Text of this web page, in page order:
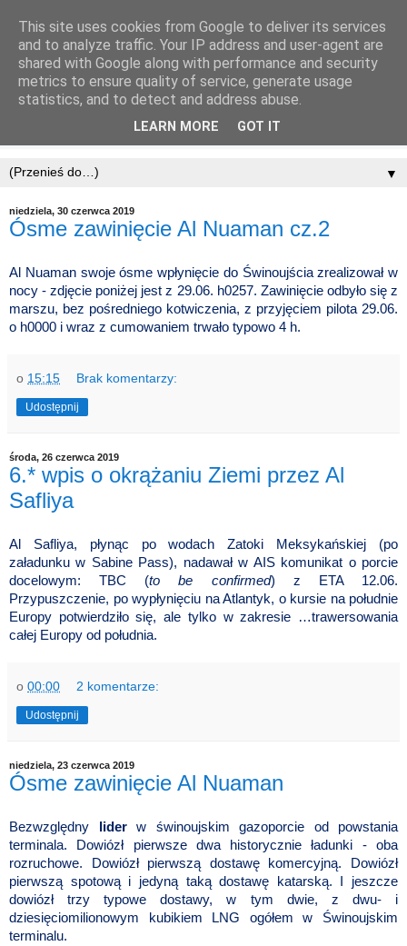
▼
niedziela, 30 czerwca 2019
Ósme zawinięcie Al Nuaman cz.2
Al Nuaman swoje ósme wpłynięcie do Świnoujścia zrealizował w
nocy - zdjęcie poniżej jest z 29.06. h0257. Zawinięcie odbyło się z
marszu, bez pośredniego kotwiczenia, z przyjęciem pilota 29.06.
o h0000 i wraz z cumowaniem trwało typowo 4 h.
o 15:15 Brak komentarzy:
Udostępnij
środa, 26 czerwca 2019
6.* wpis o okrążaniu Ziemi przez Al
Safliya
Al Safliya, płynąc po wodach Zatoki Meksykańskiej (po
załadunku w Sabine Pass), nadawał w AIS komunikat o porcie
docelowym: TBC (to be confirmed) z ETA 12.06.
Przypuszczenie, po wypłynięciu na Atlantyk, o kursie na południe
Europy potwierdziło się, ale tylko w zakresie …trawersowania
całej Europy od południa.
o 00:00 2 komentarze:
Udostępnij
niedziela, 23 czerwca 2019
Ósme zawinięcie Al Nuaman
Bezwzględny liderw świnoujskim gazoporcie od powstania
terminala. Dowiózł pierwsze dwa historycznie ładunki - oba
rozruchowe. Dowiózł pierwszą dostawę komercyjną. Dowiózł
pierwszą spotową i jedyną taką dostawę katarską. I jeszcze
dowiózł trzy typowe dostawy, w tym dwie, z dwu- i
dziesięciomilionowym kubikiem LNG ogółem w Świnoujskim
terminalu.
This site uses cookies from Google to deliver its services
and to analyze traffic. Your IP address and user-agent are
shared with Google along with performance and security
metrics to ensure quality of service, generate usage
statistics, and to detect and address abuse.
LEARN MORE GOT IT